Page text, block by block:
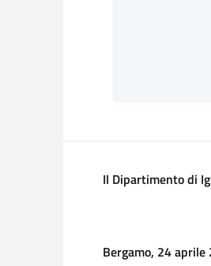
Il Dipartimento di
Bergamo, 24 aprile